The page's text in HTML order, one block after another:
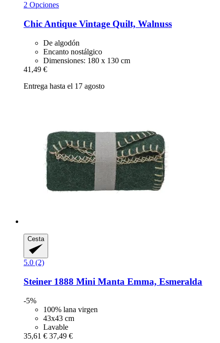
2 Opciones
Chic Antique Vintage Quilt, Walnuss
De algodón
Encanto nostálgico
Dimensiones: 180 x 130 cm
41,49 €
Entrega hasta el 17 agosto
Cesta
5.0 (2)
Steiner 1888 Mini Manta Emma, Esmeralda
-5%
100% lana virgen
43x43 cm
Lavable
35,61 € 37,49 €